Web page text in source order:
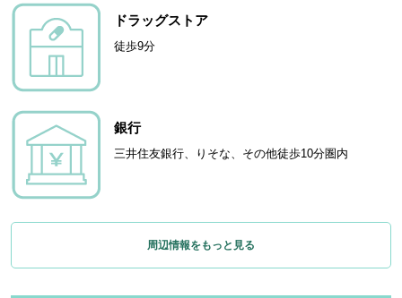
ドラッグストア
徒歩9分
銀行
三井住友銀行、りそな、その他徒歩10分圏内
周辺情報をもっと見る